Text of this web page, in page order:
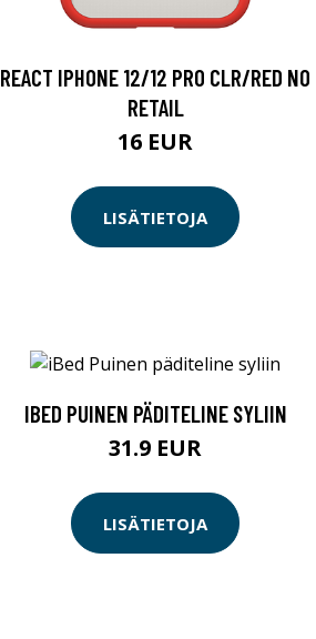
REACT IPHONE 12/12 PRO CLR/RED NO
RETAIL
16 EUR
LISÄTIETOJA
IBED PUINEN PÄDITELINE SYLIIN
31.9 EUR
LISÄTIETOJA